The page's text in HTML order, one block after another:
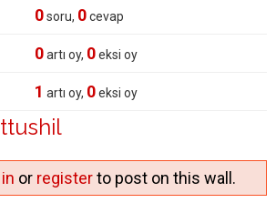
0soru, 0cevap
0artı oy, 0eksi oy
1 artı oy, 0eksi oy
or registerto post on this wall.